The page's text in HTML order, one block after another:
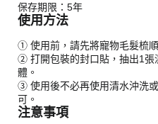
保存期限：5年
使用方法
① 使用前，請先將寵物毛髮梳順
② 打開包裝的封口貼，抽出1張
體。
③ 使用後不必再使用清水沖洗
可。
注意事項